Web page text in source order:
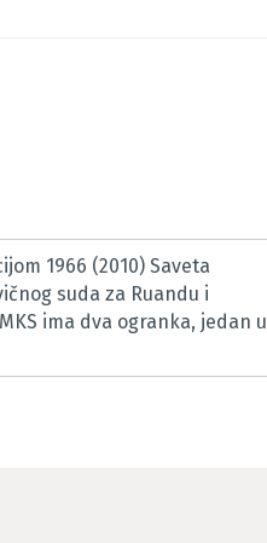
1966 (2010) Saveta
suda za Ruandu i
ima dva ogranka, jedan u